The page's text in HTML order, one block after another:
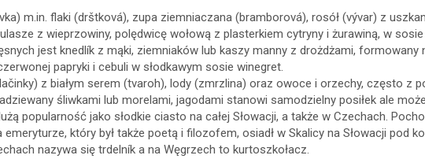
m.in. flaki (drštková), zupa ziemniaczana (bramborová), rosół (vývar) z
z wieprzowiny, polędwicę wołową z plasterkiem cytryny i żurawiną, w
jest knedlík z mąki, ziemniaków lub kaszy manny z drożdżami,
papryki i cebuli w słodkawym sosie winegret.
z białym serem (tvaroh), lody (zmrzlina) oraz owoce i orzechy, często z
śliwkami lub morelami, jagodami stanowi samodzielny posiłek ale
popularność jako słodkie ciasto na całej Słowacji, a także w Czechach.
który był także poetą i filozofem, osiadł w Skalicy na Słowacji pod
nazywa się trdelník a na Węgrzech to kurtoszkołacz.